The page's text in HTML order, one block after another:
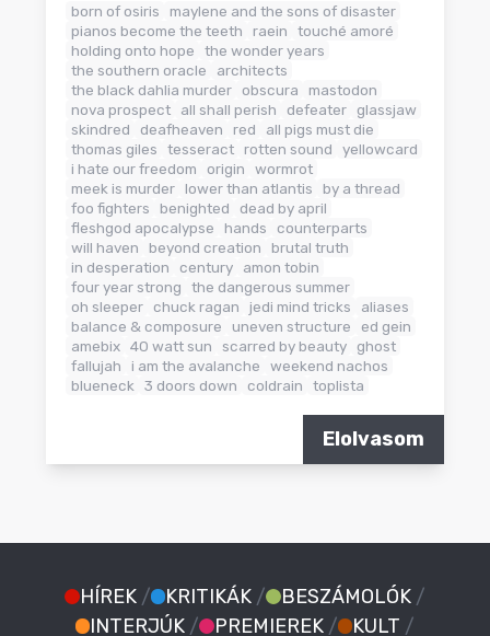
born of osiris
maylene and the sons of disaster
pianos become the teeth
raein
touché amoré
holding onto hope
the wonder years
the southern oracle
architects
the black dahlia murder obscura
mastodon
nova prospect
all shall perish defeater
glassjaw
skindred
deafheaven red
all pigs must die
thomas giles
tesseract rotten sound
yellowcard
i hate our freedom
origin
wormrot
meek is murder lower than atlantis
by a thread
foo fighters
benighted
dead by april
fleshgod apocalypse
hands
counterparts
will haven
beyond creation
brutal truth
in desperation
century
amon tobin
four year strong
the dangerous summer
oh sleeper chuck ragan jedi mind tricks
aliases
balance & composure
uneven structure
ed gein
amebix 40 watt sun scarred by beauty
ghost
fallujah
i am the avalanche
weekend nachos
blueneck
3 doors down coldrain toplista
Elolvasom
HÍREK / KRITIKÁK / BESZÁMOLÓK /
INTERJÚK / PREMIEREK / KULT /